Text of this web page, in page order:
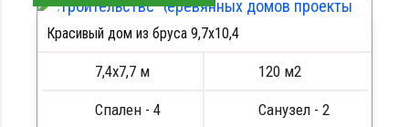
Стропила, балки 50х200 мм
Кровля металлочерепица
Сборка на березовые нагеля, джут
Металлические сваи 108 диаметр
ПОДРОБНЕЕ
Красивый дом из бруса 9,7х10,4
7,4х7,7 м 120 м2
Спален - 4 Санузел - 2
ПОДРОБНЕЕ